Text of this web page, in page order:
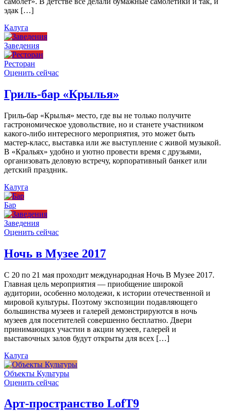
эдак […]
Калуга
Заведения
Ресторан
Оценить сейчас
Гриль-бар «Крылья»
Гриль-бар «Крылья» место, где вы не только получите
гастрономическое удовольствие, но и станете участником
какого-либо интересного мероприятия, это может быть
мастер-класс, выставка или же выступление с живой музыкой.
В «Кральях» удобно и уютно провести время с друзьями,
организовать деловую встречу, корпоративный банкет или
детский праздник.
Калуга
Бар
Заведения
Оценить сейчас
Ночь в Музее 2017
С 20 по 21 мая проходит международная Ночь В Музее 2017.
Главная цель мероприятия — приобщение широкой
аудитории, особенно молодежи, к истории отечественной и
мировой культуры. Поэтому экспозиции подавляющего
большинства музеев и галерей демонстрируются в ночь
музеев для посетителей совершенно бесплатно. Двери
принимающих участии в акции музеев, галерей и
выставочных залов будут открыты для всех […]
Калуга
Объекты Культуры
Оценить сейчас
Арт-пространство LofT9